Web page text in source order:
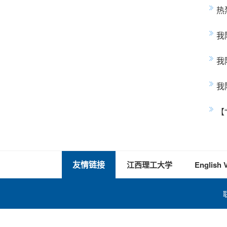
热
我
我
我
友情链接 江西理工大学 English